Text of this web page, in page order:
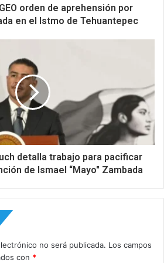
orden de aprehensión por
en el Istmo de Tehuantepec
detalla trabajo para pacificar
de Ismael “Mayo" Zambada
no será publicada. Los campos
con *